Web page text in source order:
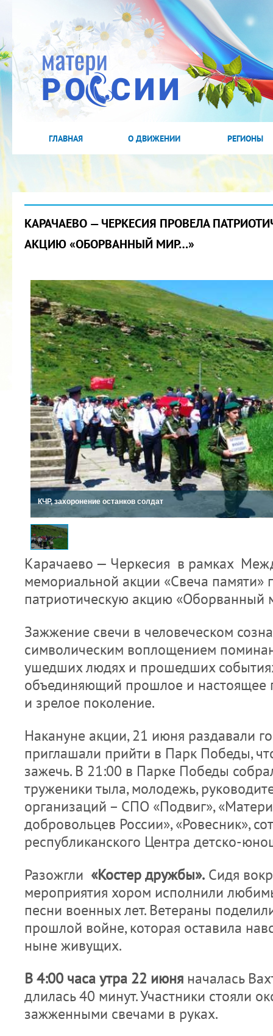
ГЛАВНАЯ О ДВИЖЕНИИ РЕГИОНЫ
КАРАЧАЕВО — ЧЕРКЕСИЯ ПРОВЕЛА
АКЦИЮ «ОБОРВАННЫЙ МИР…»
КЧР, захоронение останков солдат
Карачаево — Черкесия в рамках
мемориальной акции «Свеча памяти»
патриотическую акцию «Оборванный
Зажжение свечи в человеческом
символическим воплощением
ушедших людях и прошедших
объединяющий прошлое и настоящее
и зрелое поколение.
Накануне акции, 21 июня раздавали
приглашали прийти в Парк Победы,
зажечь. В 21:00 в Парке Победы
труженики тыла, молодежь,
организаций – СПО «Подвиг»,
добровольцев России», «Ровесник»,
республиканского Центра детско-
Разожгли «Костер дружбы». Сидя
мероприятия хором исполнили
песни военных лет. Ветераны
прошлой войне, которая оставила
ныне живущих.
В 4:00 часа утра 22 июня началась
длилась 40 минут. Участники стояли
зажженными свечами в руках.
2022 ГОД ПРОВОЗГЛАШЕН ГОДОМ
МАТЕРИ В ЯКУТИИ
19.12.2021